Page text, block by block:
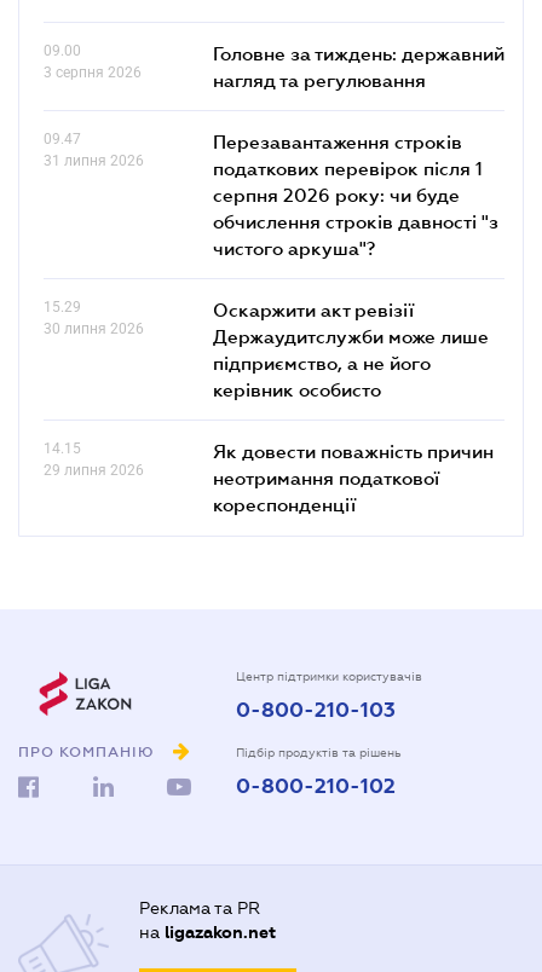
09.00
3 серпня 2026
Головне за тиждень: державний
нагляд та регулювання
09.47
31 липня 2026
Перезавантаження строків
податкових перевірок після 1
серпня 2026 року: чи буде
обчислення строків давності "з
чистого аркуша"?
15.29
30 липня 2026
Оскаржити акт ревізії
Держаудитслужби може лише
підприємство, а не його
керівник особисто
14.15
29 липня 2026
Як довести поважність причин
неотримання податкової
кореспонденції
ПРО КОМПАНІЮ
Центр підтримки користувачів
0-800-210-103
Підбір продуктів та рішень
0-800-210-102
Реклама та PR
на ligazakon.net